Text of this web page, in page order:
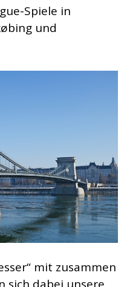
Spiele in
und
mit zusammen